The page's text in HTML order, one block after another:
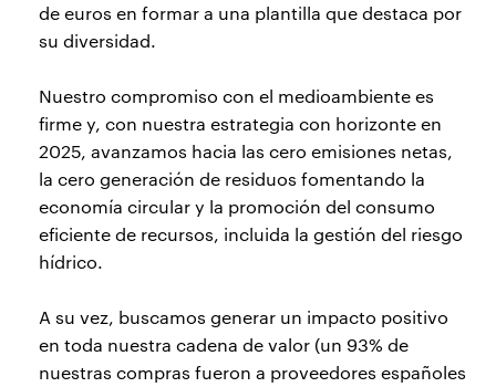
de euros en formar a una plantilla que destaca por
su diversidad.
Nuestro compromiso con el medioambiente es
firme y, con nuestra estrategia con horizonte en
2025, avanzamos hacia las cero emisiones netas,
la cero generación de residuos fomentando la
economía circular y la promoción del consumo
eficiente de recursos, incluida la gestión del riesgo
hídrico.
A su vez, buscamos generar un impacto positivo
en toda nuestra cadena de valor (un 93% de
nuestras compras fueron a proveedores españoles